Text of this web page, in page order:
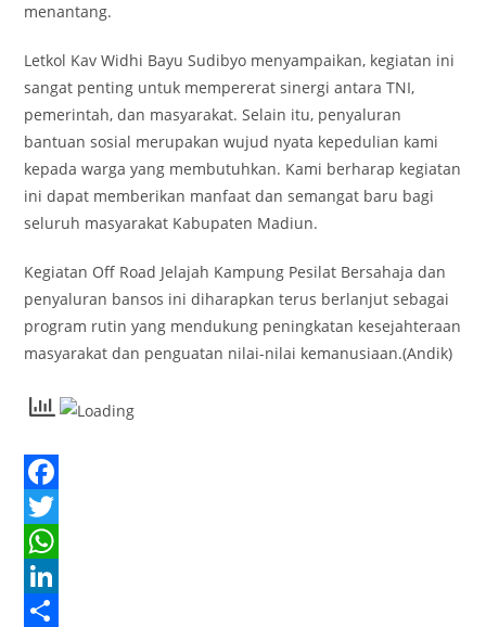
menantang.
Letkol Kav Widhi Bayu Sudibyo menyampaikan, kegiatan ini
sangat penting untuk mempererat sinergi antara TNI,
pemerintah, dan masyarakat. Selain itu, penyaluran
bantuan sosial merupakan wujud nyata kepedulian kami
kepada warga yang membutuhkan. Kami berharap kegiatan
ini dapat memberikan manfaat dan semangat baru bagi
seluruh masyarakat Kabupaten Madiun.
Kegiatan Off Road Jelajah Kampung Pesilat Bersahaja dan
penyaluran bansos ini diharapkan terus berlanjut sebagai
program rutin yang mendukung peningkatan kesejahteraan
masyarakat dan penguatan nilai-nilai kemanusiaan.(Andik)
F
a
c
e
T
w
W
h
L